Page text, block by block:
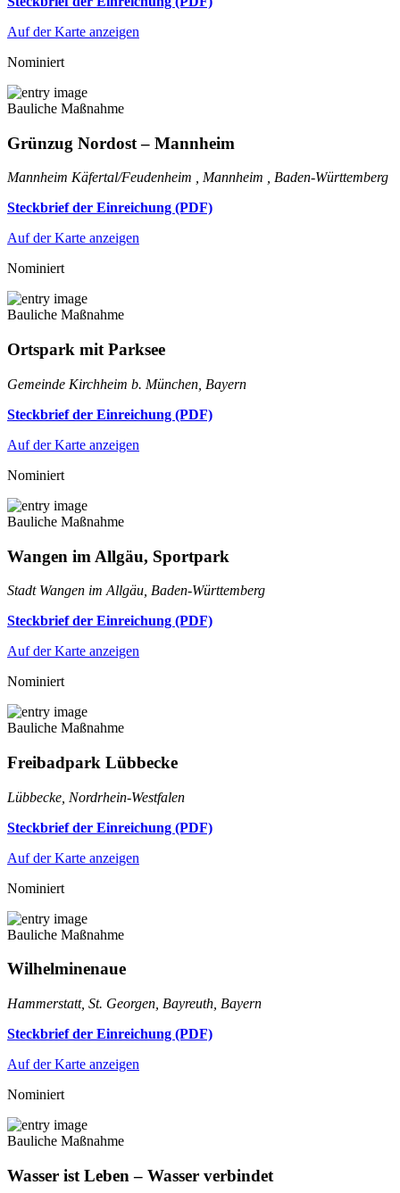
Auf der Karte anzeigen
Nominiert
Bauliche Maßnahme
Grünzug Nordost – Mannheim
Mannheim Käfertal/Feudenheim , Mannheim , Baden-Württemberg
Steckbrief der Einreichung (PDF)
Auf der Karte anzeigen
Nominiert
Bauliche Maßnahme
Ortspark mit Parksee
Gemeinde Kirchheim b. München, Bayern
Steckbrief der Einreichung (PDF)
Auf der Karte anzeigen
Nominiert
Bauliche Maßnahme
Wangen im Allgäu, Sportpark
Stadt Wangen im Allgäu, Baden-Württemberg
Steckbrief der Einreichung (PDF)
Auf der Karte anzeigen
Nominiert
Bauliche Maßnahme
Freibadpark Lübbecke
Lübbecke, Nordrhein-Westfalen
Steckbrief der Einreichung (PDF)
Auf der Karte anzeigen
Nominiert
Bauliche Maßnahme
Wilhelminenaue
Hammerstatt, St. Georgen, Bayreuth, Bayern
Steckbrief der Einreichung (PDF)
Auf der Karte anzeigen
Nominiert
Bauliche Maßnahme
Wasser ist Leben – Wasser verbindet